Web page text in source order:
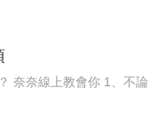
奈奈線上教會你 1、不論